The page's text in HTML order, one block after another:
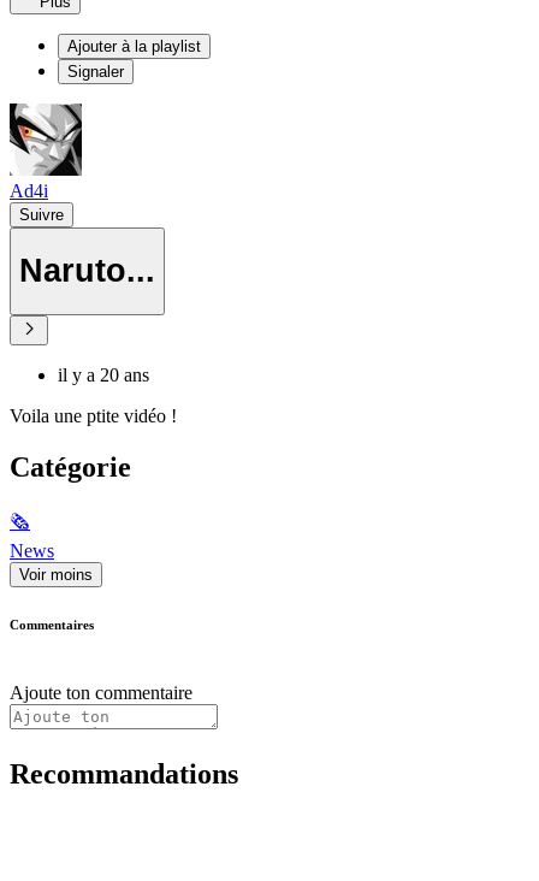
Ajouter à la playlist
Signaler
Ad4i
Suivre
Naruto...
il y a 20 ans
Voila une ptite vidéo !
Catégorie
🗞
News
Voir moins
Commentaires
Ajoute ton commentaire
Recommandations